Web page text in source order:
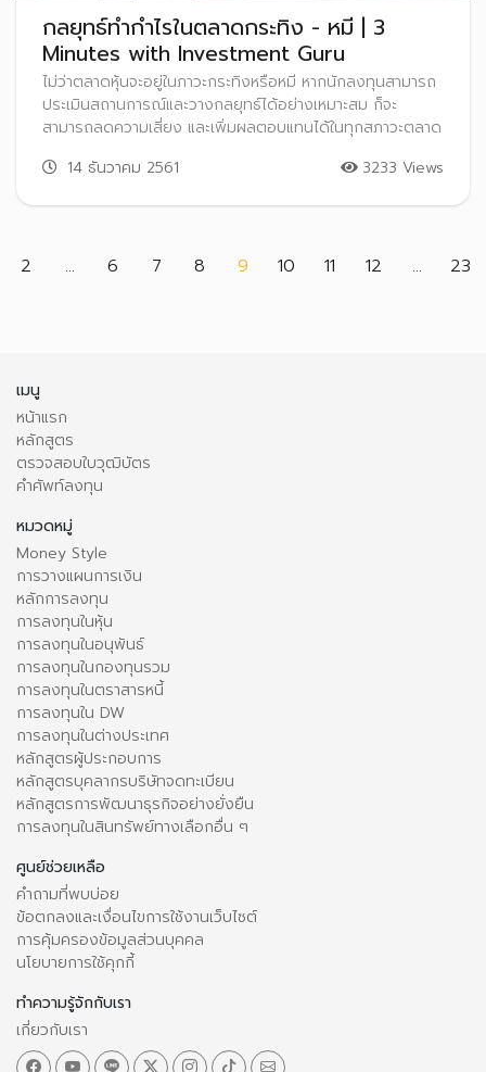
กลยุทธ์ทำกำไรในตลาดกระทิง - หมี | 3
Minutes with Investment Guru
ไม่ว่าตลาดหุ้นจะอยู่ในภาวะกระทิงหรือหมี หากนักลงทุนสามารถ
ประเมินสถานการณ์และวางกลยุทธ์ได้อย่างเหมาะสม ก็จะ
สามารถลดความเสี่ยง และเพิ่มผลตอบแทนได้ในทุกสภาวะตลาด
14 ธันวาคม 2561
3233 Views
2 ... 6 7 8 9 (current)
10 11 12 ... 23
เมนู
หน้าแรก
หลักสูตร
ตรวจสอบใบวุฒิบัตร
คำศัพท์ลงทุน
หมวดหมู่
Money Style
การวางแผนการเงิน
หลักการลงทุน
การลงทุนในหุ้น
การลงทุนในอนุพันธ์
การลงทุนในกองทุนรวม
การลงทุนในตราสารหนี้
การลงทุนใน DW
การลงทุนในต่างประเทศ
หลักสูตรผู้ประกอบการ
หลักสูตรบุคลากรบริษัทจดทะเบียน
หลักสูตรการพัฒนาธุรกิจอย่างยั่งยืน
การลงทุนในสินทรัพย์ทางเลือกอื่น ๆ
ศูนย์ช่วยเหลือ
คำถามที่พบบ่อย
ข้อตกลงและเงื่อนไขการใช้งานเว็บไซต์
การคุ้มครองข้อมูลส่วนบุคคล
นโยบายการใช้คุกกี้
ทำความรู้จักกับเรา
เกี่ยวกับเรา